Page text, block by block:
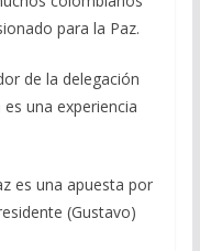
para la Paz.
de la delegación
una experiencia
es una apuesta por
(Gustavo)